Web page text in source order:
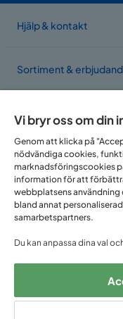
Hjälp & kontakt
Sortiment &
Vi
Följ
Vi bryr oss om din
Genom att klicka på
nödvändiga cookies,
marknadsföringscookies
information för att
webbplatsens
bland annat
samarbetspartners.
Du kan anpassa dina val